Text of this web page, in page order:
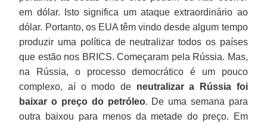
em dólar. Isto significa um ataque extraordinário ao
dólar. Portanto, os EUA têm vindo desde algum tempo
produzir uma política de neutralizar todos os países
que estão nos BRICS. Começaram pela Rússia. Mas,
na Rússia, o processo democrático é um pouco
complexo, aí o modo de neutralizar a Rússia foi
baixar o preço do petróleo. De uma semana para
outra baixou para menos da metade do preço. Em